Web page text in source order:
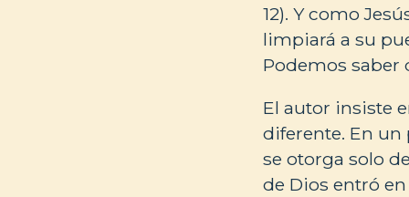
12). Y como
limpiará a su
Podemos saber
El autor insiste
diferente. En
se otorga solo
de Dios entró